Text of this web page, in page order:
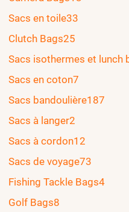
Sacs en toile33
Clutch Bags25
Sacs isothermes et lunch
Sacs en coton7
Sacs bandoulière187
Sacs à langer2
Sacs à cordon12
Sacs de voyage73
Fishing Tackle Bags4
Golf Bags8